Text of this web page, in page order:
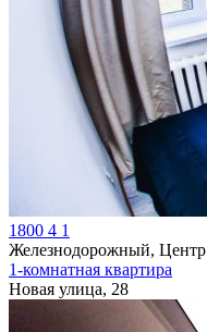
1800 4 1
Железнодорожный, Центр
1-комнатная квартира
Новая улица, 28